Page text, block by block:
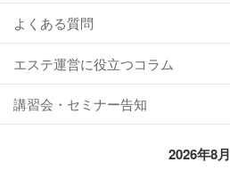
よくある質問
エステ運営に役立つコラム
講習会・セミナー告知
2026年8月